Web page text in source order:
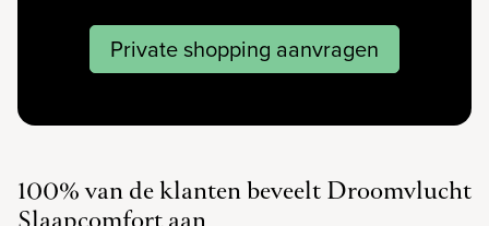
Private shopping aanvragen
100% van de klanten beveelt Droomvlucht